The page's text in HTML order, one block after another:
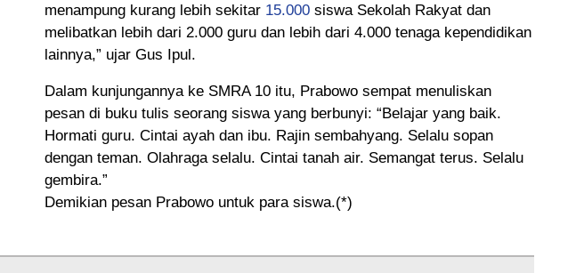
menampung kurang lebih sekitar 15.000 siswa Sekolah Rakyat dan
melibatkan lebih dari 2.000 guru dan lebih dari 4.000 tenaga kependidikan
lainnya,” ujar Gus Ipul.
Dalam kunjungannya ke SMRA 10 itu, Prabowo sempat menuliskan
pesan di buku tulis seorang siswa yang berbunyi: “Belajar yang baik.
Hormati guru. Cintai ayah dan ibu. Rajin sembahyang. Selalu sopan
dengan teman. Olahraga selalu. Cintai tanah air. Semangat terus. Selalu
gembira.”
Demikian pesan Prabowo untuk para siswa.(*)